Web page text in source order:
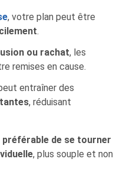
, votre plan peut être
.
ou rachat, les
remises en cause.
entraîner des
, réduisant
préférable de se tourner
, plus souple et non